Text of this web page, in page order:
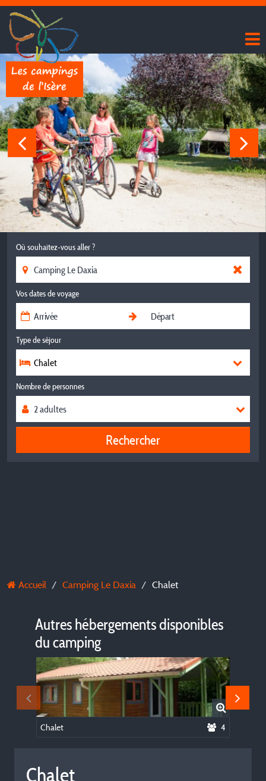
Où souhaitez-vous aller ?
Vos dates de voyage
Type de séjour
Chalet
Nombre de personnes
Rechercher
Accueil Camping Le Daxia Chalet
Autres hébergements disponibles
du camping
Chalet 4
Chalet